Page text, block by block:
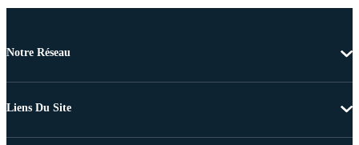
Notre Réseau
Liens Du Site